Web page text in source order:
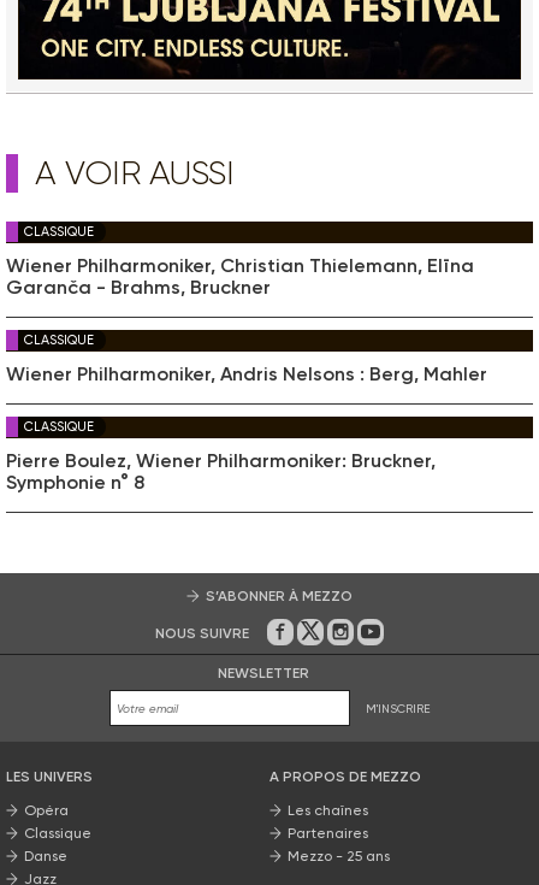
A VOIR AUSSI
CLASSIQUE
Wiener Philharmoniker, Christian Thielemann, Elīna
Garanča - Brahms, Bruckner
CLASSIQUE
Wiener Philharmoniker, Andris Nelsons : Berg, Mahler
CLASSIQUE
Pierre Boulez, Wiener Philharmoniker: Bruckner,
Symphonie n° 8
S’ABONNER À MEZZO
NOUS SUIVRE Sur Facebook
Sur Twitter
Sur Instagram
Sur Youtube
NEWSLETTER
M'INSCRIRE
LES UNIVERS
Opéra
Classique
Danse
Jazz
A PROPOS DE MEZZO
Les chaînes
Partenaires
Mezzo - 25 ans